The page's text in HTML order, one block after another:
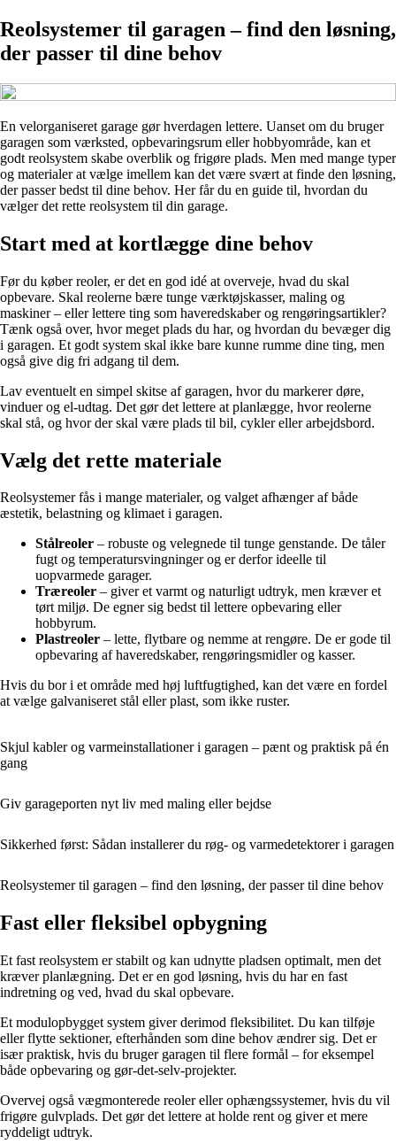
Reolsystemer til garagen – find den løsning,
der passer til dine behov
En velorganiseret garage gør hverdagen lettere. Uanset om du bruger
garagen som værksted, opbevaringsrum eller hobbyområde, kan et
godt reolsystem skabe overblik og frigøre plads. Men med mange typer
og materialer at vælge imellem kan det være svært at finde den løsning,
der passer bedst til dine behov. Her får du en guide til, hvordan du
vælger det rette reolsystem til din garage.
Start med at kortlægge dine behov
Før du køber reoler, er det en god idé at overveje, hvad du skal
opbevare. Skal reolerne bære tunge værktøjskasser, maling og
maskiner – eller lettere ting som haveredskaber og rengøringsartikler?
Tænk også over, hvor meget plads du har, og hvordan du bevæger dig
i garagen. Et godt system skal ikke bare kunne rumme dine ting, men
også give dig fri adgang til dem.
Lav eventuelt en simpel skitse af garagen, hvor du markerer døre,
vinduer og el-udtag. Det gør det lettere at planlægge, hvor reolerne
skal stå, og hvor der skal være plads til bil, cykler eller arbejdsbord.
Vælg det rette materiale
Reolsystemer fås i mange materialer, og valget afhænger af både
æstetik, belastning og klimaet i garagen.
Stålreoler – robuste og velegnede til tunge genstande. De tåler
fugt og temperatursvingninger og er derfor ideelle til
uopvarmede garager.
Træreoler – giver et varmt og naturligt udtryk, men kræver et
tørt miljø. De egner sig bedst til lettere opbevaring eller
hobbyrum.
Plastreoler – lette, flytbare og nemme at rengøre. De er gode til
opbevaring af haveredskaber, rengøringsmidler og kasser.
Hvis du bor i et område med høj luftfugtighed, kan det være en fordel
at vælge galvaniseret stål eller plast, som ikke ruster.
Skjul kabler og varmeinstallationer i garagen – pænt og praktisk på én
gang
Giv garageporten nyt liv med maling eller bejdse
Sikkerhed først: Sådan installerer du røg- og varmedetektorer i garagen
Reolsystemer til garagen – find den løsning, der passer til dine behov
Fast eller fleksibel opbygning
Et fast reolsystem er stabilt og kan udnytte pladsen optimalt, men det
kræver planlægning. Det er en god løsning, hvis du har en fast
indretning og ved, hvad du skal opbevare.
Et modulopbygget system giver derimod fleksibilitet. Du kan tilføje
eller flytte sektioner, efterhånden som dine behov ændrer sig. Det er
især praktisk, hvis du bruger garagen til flere formål – for eksempel
både opbevaring og gør-det-selv-projekter.
Overvej også vægmonterede reoler eller ophængssystemer, hvis du vil
frigøre gulvplads. Det gør det lettere at holde rent og giver et mere
ryddeligt udtryk.